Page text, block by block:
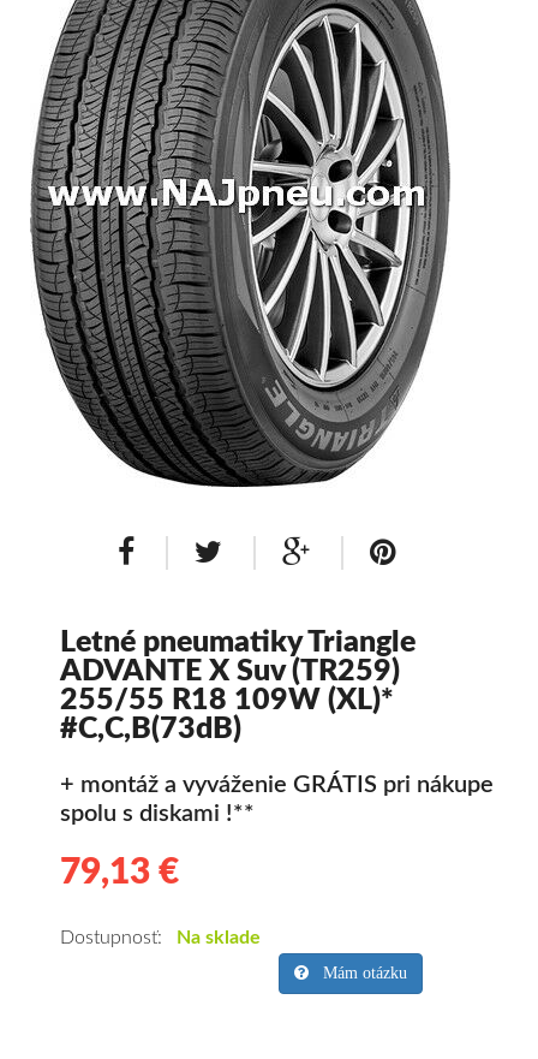
Dodávkové + malé úžitkové
Celoročné pneumatiky
Osobné/crossover + malé úžitkové
SUV/crossover + OFFRoad-ové
Dodávkové + malé úžitkové
Disky
Hliníkové / ALU disky / Elektróny
Plechové
Letné pneumatiky Triangle
ADVANTE X Suv (TR259)
255/55 R18 109W (XL)*
#C,C,B(73dB)
+ montáž a vyváženie GRÁTIS pri nákupe
spolu s diskami !**
79,13 €
pneumatiky
SUV/crossover
Dostupnosť: Na sklade
Mám otázku